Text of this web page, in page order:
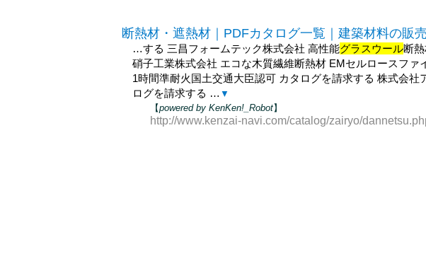
断熱材・遮熱材｜PDFカタログ一覧｜建築材料の販
…する 三昌フォームテック株式会社 高性能グラスウール断
硝子工業株式会社 エコな木質繊維断熱材 EMセルロースフ
1時間準耐火国土交通大臣認可 カタログを請求する 株式会社
ログを請求する … ▼
【powered by KenKen!_Robot】
http://www.kenzai-navi.com/catalog/zairyo/